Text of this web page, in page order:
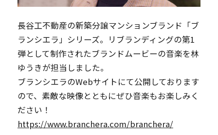
長谷工不動産の新築分譲マンションブランド「ブ
ランシエラ」シリーズ。リブランディングの第1
弾として制作されたブランドムービーの音楽を林
ゆうきが担当しました。
ブランシエラのWebサイトにて公開しております
ので、素敵な映像とともにぜひ音楽もお楽しみく
ださい！
https://www.branchera.com/branchera/